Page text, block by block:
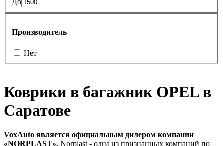
До
Производитель
Нет
Коврики в багажник OPEL в
Саратове
VoxAuto является официальным дилером компании
«NORPLAST». Norplast - одна из признанных компаний по